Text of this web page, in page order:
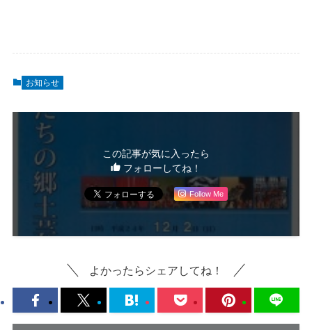
お知らせ
この記事が気に入ったら
フォローしてね！
Follow Me
よかったらシェアしてね！